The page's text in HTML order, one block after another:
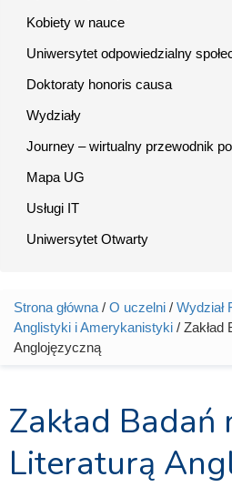
Kobiety w nauce
Uniwersytet odpowiedzialny
Doktoraty honoris causa
Wydziały
Journey – wirtualny przewodnik
Mapa UG
Usługi IT
Uniwersytet Otwarty
Jesteś tutaj
Strona główna / O uczelni / Wydział
Anglistyki i Amerykanistyki / Zakład
Anglojęzyczną
Zakład Badań
Literaturą